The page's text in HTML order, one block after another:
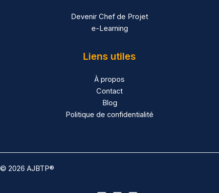
Devenir Chef de Projet
e-Learning
Liens utiles
À propos
Contact
Blog
Politique de confidentialité
© 2026 AJBTP®